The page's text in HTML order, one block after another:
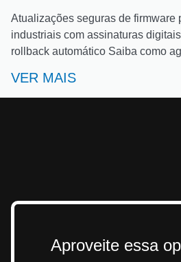
Atualizações seguras de firmware
industriais com assinaturas
rollback automático Saiba como
VER MAIS
Aproveite essa